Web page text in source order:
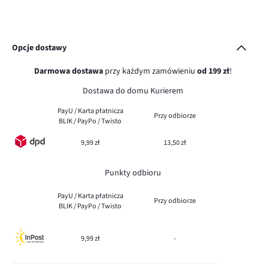
Opcje dostawy
Darmowa dostawaprzy każdym zamówieniu od 199 zł!
Dostawa do domu Kurierem
PayU / Karta płatnicza
BLIK / PayPo / Twisto
Przy odbiorze
9,99 zł 13,50 zł
Punkty odbioru
PayU / Karta płatnicza
BLIK / PayPo / Twisto
Przy odbiorze
9,99 zł -